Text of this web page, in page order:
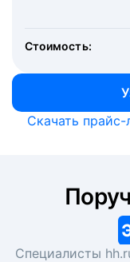
Стоимость:
Скачать
Специалисты